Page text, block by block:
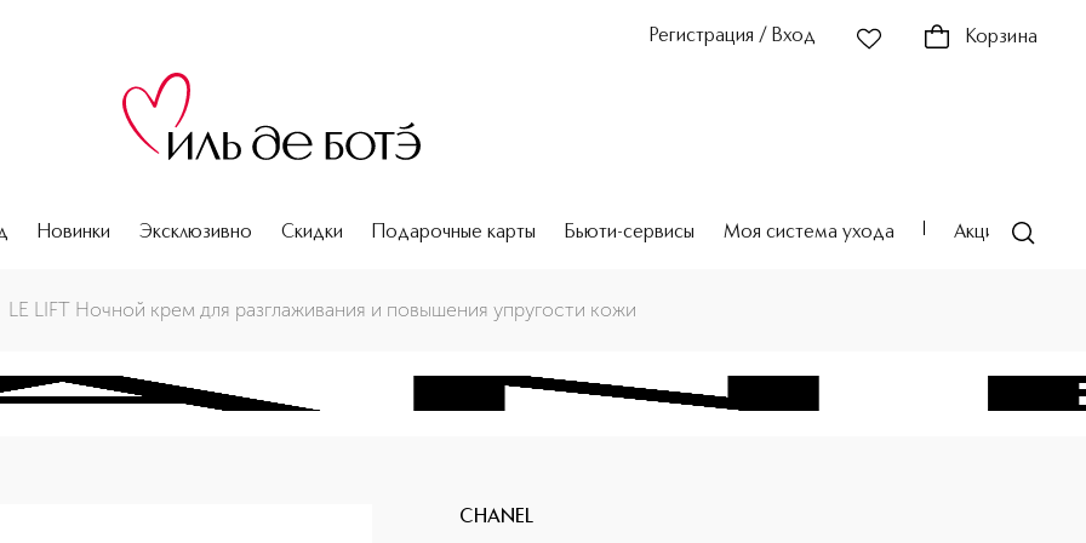
Регистрация / Вход Корзина
Новинки Эксклюзивно Скидки Подарочные карты Бьюти-сервисы Моя система ухода Акции
кожи
LE LIFT Ночной крем для разглаживания и повышения упругости кожи
CHANEL